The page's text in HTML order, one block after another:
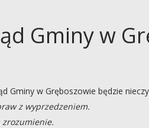
Gminy w
Gminy w Gręboszowie będzie
z wyprzedzeniem.